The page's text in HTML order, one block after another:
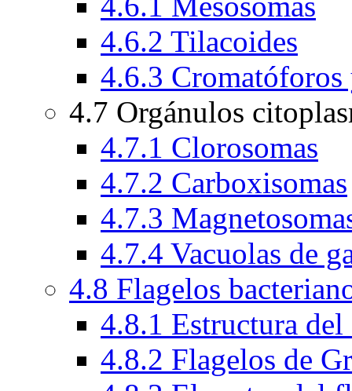
4.6.2 Tilacoides
4.6.3
4.7 Orgánulos
4.7.1 Clorosomas
4.7.2 Carboxisomas
4.7.3
4.7.4 Vacuolas de
4.8 Flagelos
4.8.1 Estructura
4.8.2 Flagelos de